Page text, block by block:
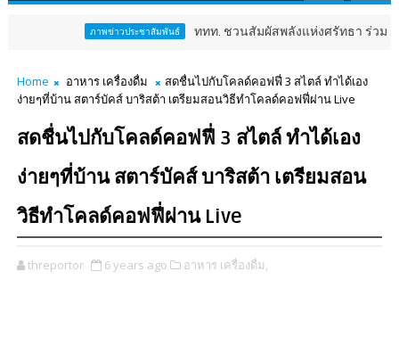
ภาพข่าวประชาสัมพันธ์ ททท. ชวนสัมผัสพลังแห่งศรัทธา ร่วมงาน "ห่มผ้า
Home อาหาร เครื่องดื่ม
สดชื่นไปกับโคลด์คอฟฟี่ 3 สไตล์ ทำได้เอง
ง่ายๆที่บ้าน สตาร์บัคส์ บาริสต้า เตรียมสอนวิธีทำโคลด์คอฟฟี่ผ่าน Live
สดชื่นไปกับโคลด์คอฟฟี่ 3 สไตล์ ทำได้เอง
ง่ายๆที่บ้าน สตาร์บัคส์ บาริสต้า เตรียมสอน
วิธีทำโคลด์คอฟฟี่ผ่าน Live
threportor 6 years ago อาหาร เครื่องดื่ม,